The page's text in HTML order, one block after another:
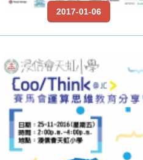
2017-01-06